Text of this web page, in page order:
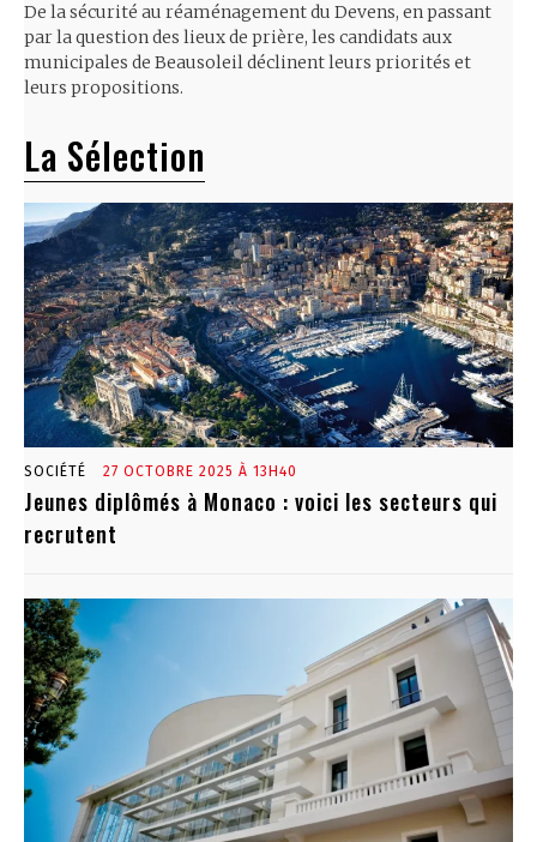
De la sécurité au réaménagement du Devens, en passant
par la question des lieux de prière, les candidats aux
municipales de Beausoleil déclinent leurs priorités et
leurs propositions.
La Sélection
SOCIÉTÉ 27 OCTOBRE 2025 À 13H40
Jeunes diplômés à Monaco : voici les secteurs qui
recrutent